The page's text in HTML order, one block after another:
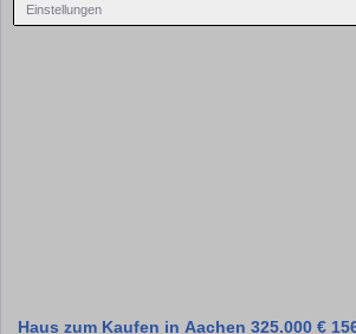
Einstellungen
Haus zum Kaufen in Aachen 325.000 €